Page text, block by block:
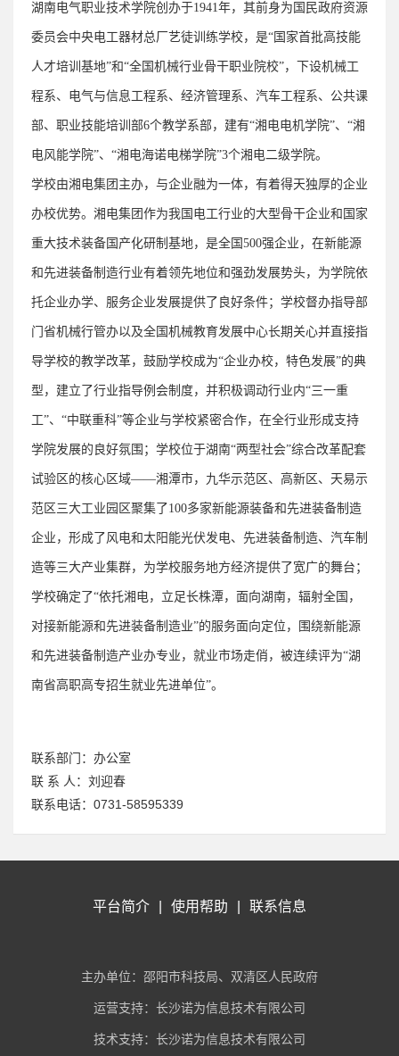
湖南电气职业技术学院创办于1941年，其前身为国民政府资源
委员会中央电工器材总厂艺徒训练学校，是“国家首批高技能
人才培训基地”和“全国机械行业骨干职业院校”，下设机械工
程系、电气与信息工程系、经济管理系、汽车工程系、公共课
部、职业技能培训部6个教学系部，建有“湘电电机学院”、“湘
电风能学院”、“湘电海诺电梯学院”3个湘电二级学院。
学校由湘电集团主办，与企业融为一体，有着得天独厚的企业
办校优势。湘电集团作为我国电工行业的大型骨干企业和国家
重大技术装备国产化研制基地，是全国 500强企业，在新能源
和先进装备制造行业有着领先地位和强劲发展势头，为学院依
托企业办学、服务企业发展提供了良好条件；学校督办指导部
门省机械行管办以及全国机械教育发展中心长期关心并直接指
导学校的教学改革，鼓励学校成为“企业办校，特色发展”的典
型，建立了行业指导例会制度，并积极调动行业内“三一重
工”、“中联重科”等企业与学校紧密合作，在全行业形成支持
学院发展的良好氛围；学校位于湖南“两型社会”综合改革配套
试验区的核心区域——湘潭市，九华示范区、高新区、天易示
范区三大工业园区聚集了100多家新能源装备和先进装备制造
企业，形成了风电和太阳能光伏发电、先进装备制造、汽车制
造等三大产业集群，为学校服务地方经济提供了宽广的舞台；
学校确定了“依托湘电，立足长株潭，面向湖南，辐射全国，
对接新能源和先进装备制造业”的服务面向定位，围绕新能源
和先进装备制造产业办专业，就业市场走俏，被连续评为“湖
南省高职高专招生就业先进单位”。
联系部门： 办公室
联 系 人： 刘迎春
联系电话： 0731-58595339
平台简介 使用帮助 联系信息
主办单位：邵阳市科技局、双清区人民政府
运营支持：长沙诺为信息技术有限公司
技术支持：长沙诺为信息技术有限公司